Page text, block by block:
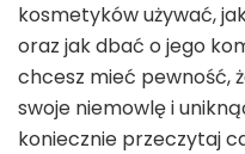
kosmetyków używać,
oraz jak dbać o jego
chcesz mieć pewność,
swoje niemowlę i
koniecznie przeczytaj